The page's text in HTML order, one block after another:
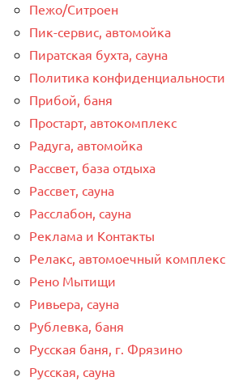
Пежо/Ситроен
Пик-сервис, автомойка
Пиратская бухта, сауна
Политика конфиденциальности
Прибой, баня
Простарт, автокомплекс
Радуга, автомойка
Рассвет, база отдыха
Рассвет, сауна
Расслабон, сауна
Реклама и Контакты
Релакс, автомоечный комплекс
Рено Мытищи
Ривьера, сауна
Рублевка, баня
Русская баня, г. Фрязино
Русская, сауна